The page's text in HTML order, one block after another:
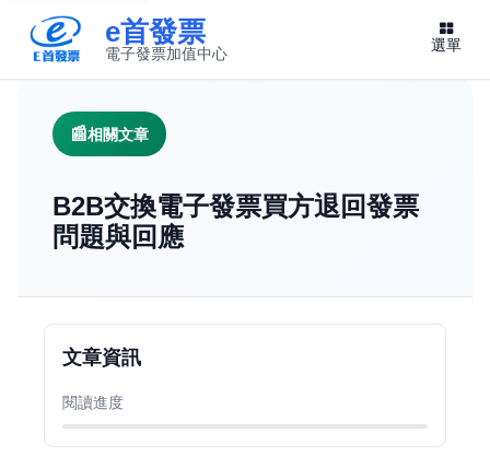
e首發票
電子發票加值中心 選單
相關文章
B2B交換電子發票買方退回發票
問題與回應
文章資訊
閱讀進度